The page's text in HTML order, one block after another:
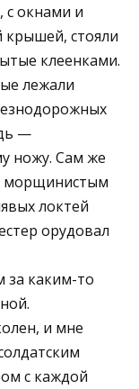
с окнами и
крышей, стояли
клеенками.
лежали
—
ножу. Сам же
морщинистым
локтей
орудовал
за каким-то
и мне
с каждой